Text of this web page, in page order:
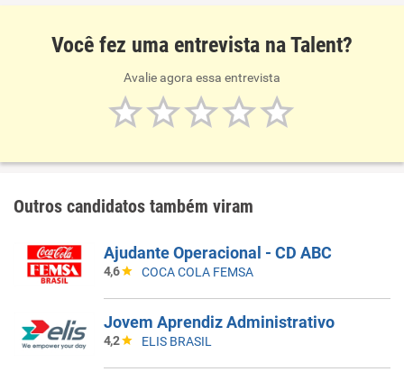
Você fez uma entrevista na Talent?
Avalie agora essa entrevista
Outros candidatos também viram
Ajudante Operacional - CD ABC
4,6 COCA COLA FEMSA
Jovem Aprendiz Administrativo
4,2 ELIS BRASIL